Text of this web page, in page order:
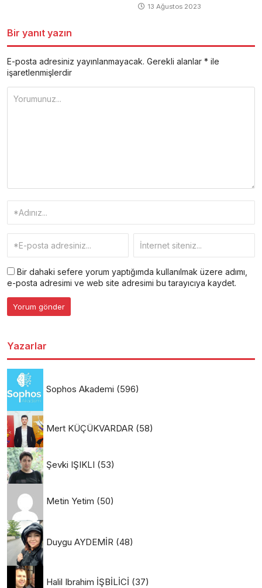
13 Ağustos 2023
Bir yanıt yazın
E-posta adresiniz yayınlanmayacak. Gerekli alanlar * ile
işaretlenmişlerdir
Bir dahaki sefere yorum yaptığımda kullanılmak üzere adımı,
e-posta adresimi ve web site adresimi bu tarayıcıya kaydet.
Yazarlar
Sophos Akademi (596)
Mert KÜÇÜKVARDAR (58)
Şevki IŞIKLI (53)
Metin Yetim (50)
Duygu AYDEMİR (48)
Halil Ibrahim İŞBİLİCİ (37)